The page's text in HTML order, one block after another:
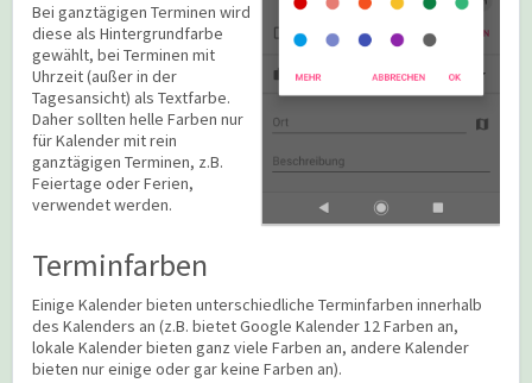
Bei ganztägigen Terminen wird
diese als Hintergrundfarbe
gewählt, bei Terminen mit
Uhrzeit (außer in der
Tagesansicht) als Textfarbe.
Daher sollten helle Farben nur
für Kalender mit rein
ganztägigen Terminen, z.B.
Feiertage oder Ferien,
verwendet werden.
Terminfarben
Einige Kalender bieten unterschiedliche Terminfarben innerhalb
des Kalenders an (z.B. bietet Google Kalender 12 Farben an,
lokale Kalender bieten ganz viele Farben an, andere Kalender
bieten nur einige oder gar keine Farben an).